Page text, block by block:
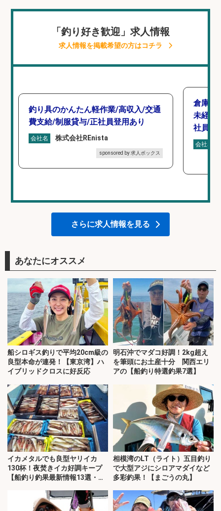
「釣り好き歓迎」求人情報
求人情報を掲載希望の方はコチラ
釣り具のかんたん軽作業/高収入/交通
費支給/制服貸与/正社員登用あり
会社名 株式会社REnista
sponsored by 求人ボックス
倉庫で
未経験
社員登
会社名
さらに求人情報を見る
あなたにオススメ
船シロギス釣りで平均20cm級の
良型本命が連発！【東京湾】ハ
イブリッドクロスに好反応
明石沖でマダコ好調！2kg超え
を筆頭にお土産十分 関西エリ
アの【船釣り特選釣果7選】
イカメタルでも良型ヤリイカ
130杯！夜焚きイカ好調キープ
【船釣り釣果最新情報13選・玄
相模湾のLT（ライト）五目釣り
で大型アジにシロアマダイなど
多彩釣果！【まごうの丸】